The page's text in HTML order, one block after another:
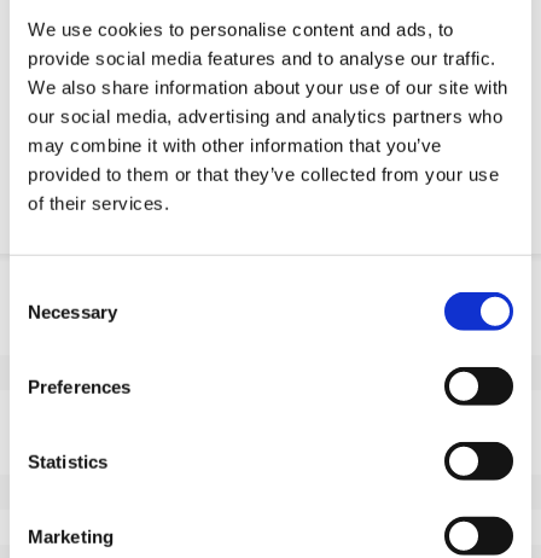
We use cookies to personalise content and ads, to
provide social media features and to analyse our traffic.
We also share information about your use of our site with
our social media, advertising and analytics partners who
may combine it with other information that you’ve
provided to them or that they’ve collected from your use
of their services.
Selection
Necessary
Preferences
Statistics
Marketing
Żądanie części OE
Download PDF
Odpornosc chemiczna
Niebrudzący bieżnik
Szerokość koła (mm)